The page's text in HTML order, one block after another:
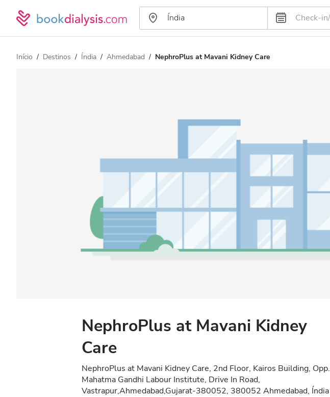
Início Destinos Índia Ahmedabad NephroPlus at Mavani Kidney Care
NephroPlus at Mavani Kidney
Care
NephroPlus at Mavani Kidney Care, 2nd Floor, Kairos Building, Opp.
Mahatma Gandhi Labour Institute, Drive In Road,
Vastrapur,Ahmedabad,Gujarat-380052, 380052 Ahmedabad, Índia